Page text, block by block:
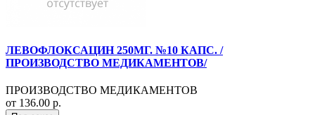
ЛЕВОФЛОКСАЦИН 250МГ. №10 КАПС. /
ПРОИЗВОДСТВО МЕДИКАМЕНТОВ/
ПРОИЗВОДСТВО МЕДИКАМЕНТОВ
от 136.00 р.